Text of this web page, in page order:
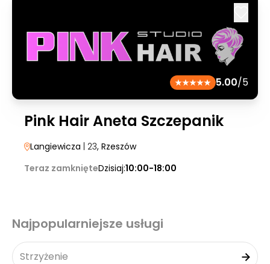
5.00/5
Pink Hair Aneta Szczepanik
Langiewicza | 23, Rzeszów
Teraz zamknięteDzisiaj:10:00-18:00
Najpopularniejsze usługi
Strzyżenie